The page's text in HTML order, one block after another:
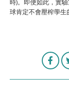
時)。即便如此，實
球肯定不會壓榨學生